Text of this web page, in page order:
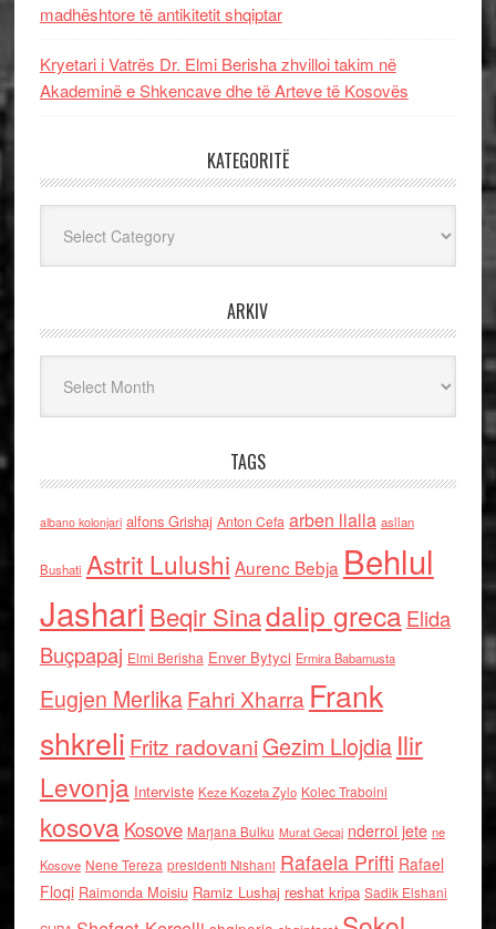
madhështore të antikitetit shqiptar
Kryetari i Vatrës Dr. Elmi Berisha zhvilloi takim në
Akademinë e Shkencave dhe të Arteve të Kosovës
KATEGORITË
ARKIV
TAGS
albano kolonjari alfons Grishaj Anton Cefa arben llalla asllan
Bushati Astrit Lulushi Aurenc Bebja Behlul
Jashari Beqir Sinadalip grecaElida
Buçpapaj Elmi Berisha Enver Bytyci Ermira Babamusta
Eugjen MerlikaFahri Xharra Frank
shkreli Fritz radovaniGezim Llojdia Ilir
Levonja Interviste Keze Kozeta Zylo Kolec Traboini
kosova Kosove Marjana Bulku Murat Gecaj nderroi jete ne
Kosove Nene Tereza presidenti Nishani Rafaela Prifti Rafael
Floqi Raimonda Moisiu Ramiz Lushaj reshat kripa Sadik Elshani